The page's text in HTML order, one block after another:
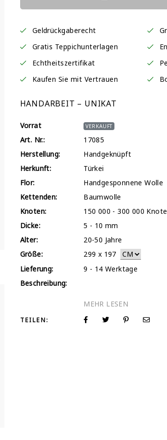
Geldrückgaberecht
Gratis Teppichunterlagen
Echtheitszertifikat
Kaufen Sie mit Vertrauen
HANDARBEIT – UNIKAT
Vorrat VERKAUFT
Art. Nr.:
17085
Herstellung:
Handgeknüpft
Herkunft:
Türkei
Flor:
Handgesponnene Wolle
Kettenden:
Baumwolle
Knoten:
150 000 - 300 000
Dicke:
5 - 10 mm
Alter:
20-50 Jahre
Größe:
299 x 197
Lieferung:
9 - 14 Werktage
Beschreibung:
TEILEN: